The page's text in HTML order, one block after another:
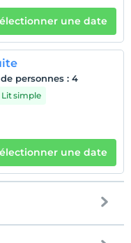
une date
personnes : 4
Lit simple
une date